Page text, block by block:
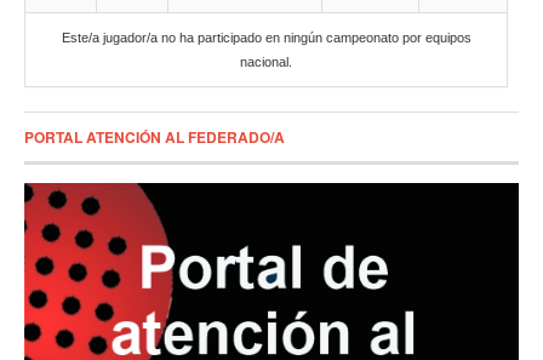
Este/a jugador/a no ha participado en ningún campeonato por equipos
nacional.
PORTAL ATENCIÓN AL FEDERADO/A